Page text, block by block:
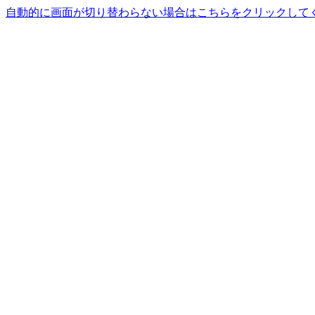
自動的に画面が切り替わらない場合はこちらをクリックして